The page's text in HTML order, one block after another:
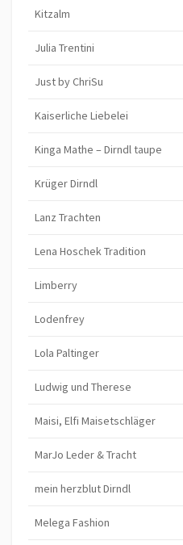
Kitzalm
Julia Trentini
Just by ChriSu
Kaiserliche Liebelei
Kinga Mathe – Dirndl taupe
Krüger Dirndl
Lanz Trachten
Lena Hoschek Tradition
Limberry
Lodenfrey
Lola Paltinger
Ludwig und Therese
Maisi, Elfi Maisetschläger
MarJo Leder & Tracht
mein herzblut Dirndl
Melega Fashion